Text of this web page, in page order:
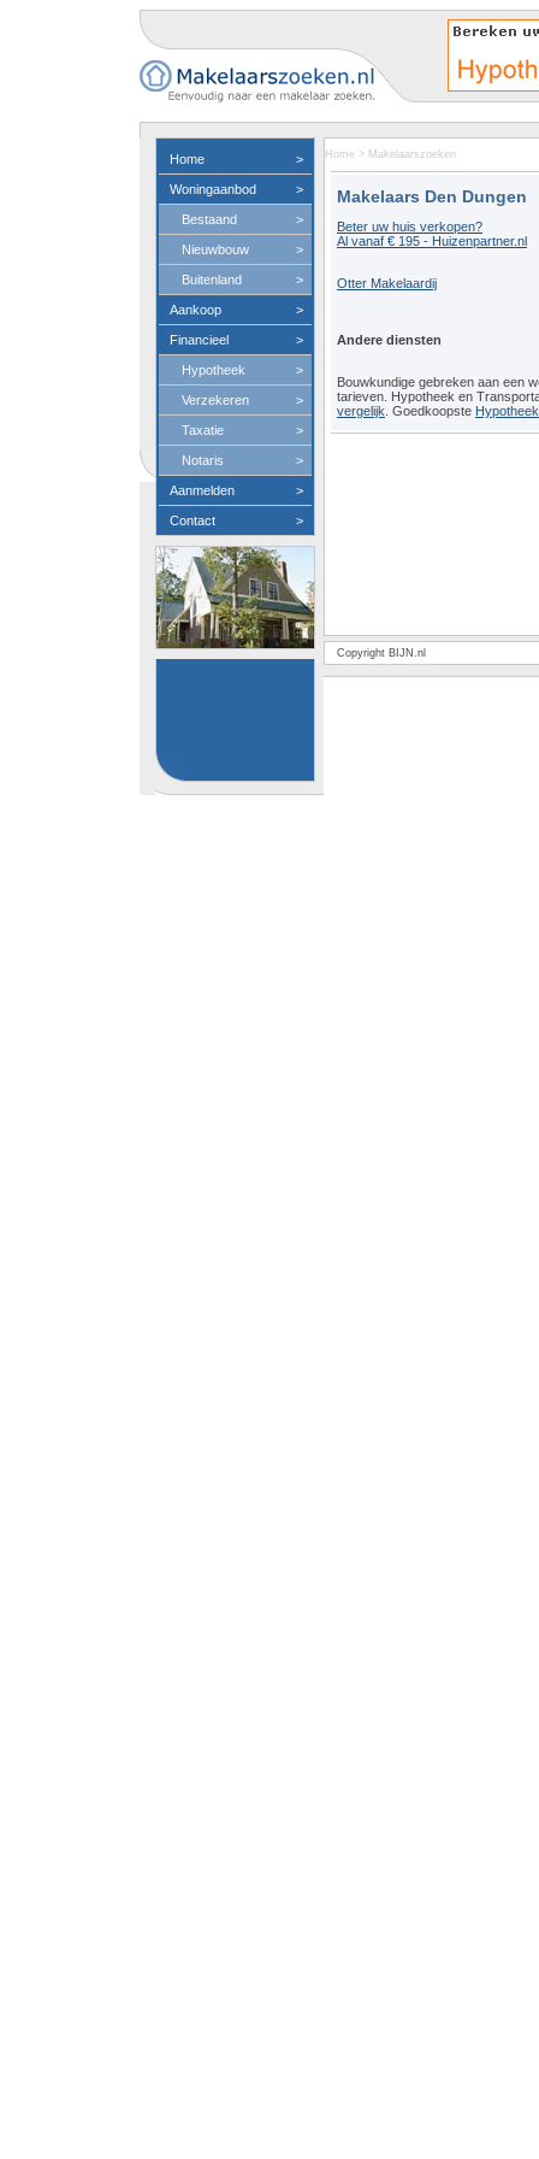
Home >
Woningaanbod >
Bestaand >
Nieuwbouw >
Buitenland >
Aankoop >
Financieel >
Hypotheek >
Verzekeren >
Taxatie >
Notaris >
Aanmelden >
Contact >
Home > Makelaarszoeken
Makelaars Den Dungen
Beter uw huis verkopen?
Al vanaf € 195 - Huizenpartner.nl
Otter Makelaardij
Andere diensten
Bouwkundige gebreken aan een
tarieven. Hypotheek en
vergelijk . Goedkoopste
Copyright BIJN.nl